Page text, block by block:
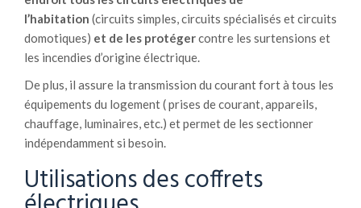
l’habitation (circuits simples, circuits spécialisés et circuits
domotiques) et de les protégercontre les surtensions et
les incendies d’origine électrique.
De plus, il assure la transmission du courant fort à tous les
équipements du logement ( prises de courant, appareils,
chauffage, luminaires, etc.) et permet de les sectionner
indépendamment si besoin.
Utilisations des coffrets